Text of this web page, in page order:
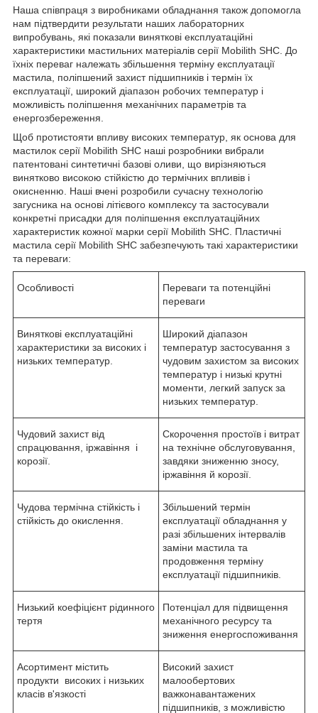
Наша співпраця з виробниками обладнання також допомогла
нам підтвердити результати наших лабораторних
випробувань, які показали виняткові експлуатаційні
характеристики мастильних матеріалів серії Mobilith SHC. До
їхніх переваг належать збільшення терміну експлуатації
мастила, поліпшений захист підшипників і термін їх
експлуатації, широкий діапазон робочих температур і
можливість поліпшення механічних параметрів та
енергозбереження.
Щоб протистояти впливу високих температур, як основа для
мастилок серії Mobilith SHC наші розробники вибрали
патентовані синтетичні базові оливи, що вирізняються
винятково високою стійкістю до термічних впливів і
окисненню. Наші вчені розробили сучасну технологію
загусника на основі літієвого комплексу та застосували
конкретні присадки для поліпшення експлуатаційних
характеристик кожної марки серії Mobilith SHC. Пластичні
мастила серії Mobilith SHC забезпечують такі характеристики
та переваги:
Особливості
Переваги та потенційні
переваги
Виняткові експлуатаційні
характеристики за високих і
низьких температур.
Широкий діапазон
температур застосування з
чудовим захистом за високих
температур і низькі крутні
моменти, легкий запуск за
низьких температур.
Чудовий захист від
спрацювання, іржавіння і
корозії.
Скорочення простоїв і витрат
на технічне обслуговування,
завдяки зниженню зносу,
іржавіння й корозії.
Чудова термічна стійкість і
стійкість до окислення.
Збільшений термін
експлуатації обладнання у
разі збільшених інтервалів
заміни мастила та
продовження терміну
експлуатації підшипників.
Низький коефіцієнт рідинного
тертя
Потенціал для підвищення
механічного ресурсу та
зниження енергоспоживання
Асортимент містить
продукти високих і низьких
класів в'язкості
Високий захист
малообертових
важконавантажених
підшипників, з можливістю